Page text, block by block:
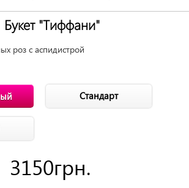
Букет "Тиффани"
Стандарт
3150грн.